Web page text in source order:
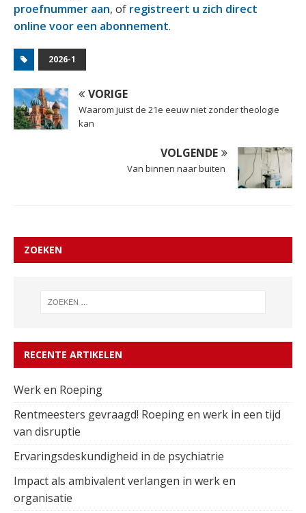
proefnummer aan, of registreert u zich direct
online voor een abonnement.
2026-1
VORIGE
Waarom juist de 21e eeuw niet zonder theologie
kan
VOLGENDE
Van binnen naar buiten
ZOEKEN
RECENTE ARTIKELEN
Werk en Roeping
Rentmeesters gevraagd! Roeping en werk in een tijd
van disruptie
Ervaringsdeskundigheid in de psychiatrie
Impact als ambivalent verlangen in werk en
organisatie